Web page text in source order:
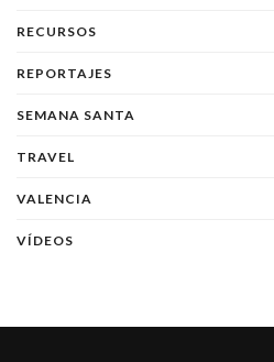
RECURSOS
REPORTAJES
SEMANA SANTA
TRAVEL
VALENCIA
VÍDEOS